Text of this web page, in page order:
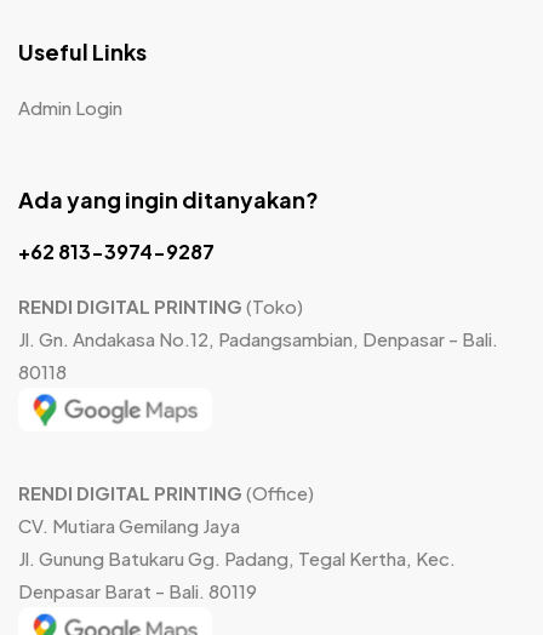
Useful Links
Admin Login
Ada yang ingin ditanyakan?
+62 813-3974-9287
RENDI DIGITAL PRINTING (Toko)
Jl. Gn. Andakasa No.12, Padangsambian, Denpasar - Bali.
80118
RENDI DIGITAL PRINTING (Office)
CV. Mutiara Gemilang Jaya
Jl. Gunung Batukaru Gg. Padang, Tegal Kertha, Kec.
Denpasar Barat - Bali. 80119